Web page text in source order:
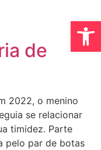
Abrir
de
2022, o menino
se relacionar
timidez. Parte
pelo par de botas